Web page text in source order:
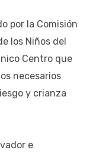
por la Comisión
los Niños del
Centro que
necesarios
y crianza
e